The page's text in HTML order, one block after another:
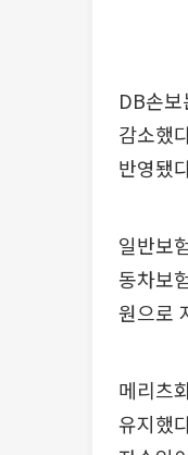
DB손
감소했
반영됐
일반보
동차보
원으로
메리츠
유지했